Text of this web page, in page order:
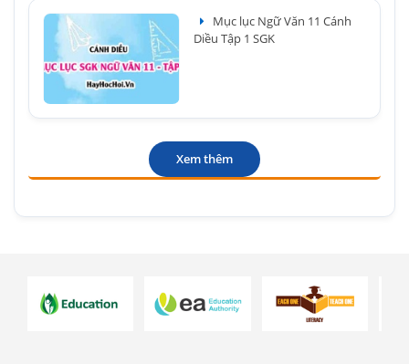
Mục lục Ngữ Văn 11 Cánh
Diều Tập 1 SGK
Xem thêm